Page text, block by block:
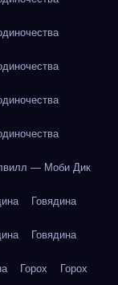
— Моби Дик
Говядина
Говядина
Горох Горох